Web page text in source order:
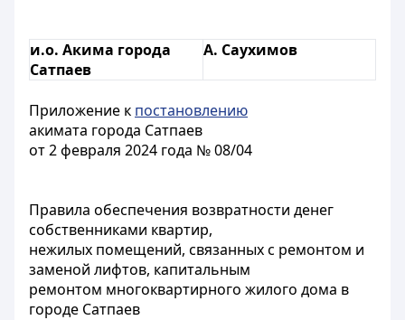
и.о. Акима города
Сатпаев
А. Саухимов
Приложение к постановлению
акимата города Сатпаев
от 2 февраля 2024 года № 08/04
Правила обеспечения возвратности денег
собственниками квартир,
нежилых помещений, связанных с ремонтом и
заменой лифтов, капитальным
ремонтом многоквартирного жилого дома в
городе Сатпаев